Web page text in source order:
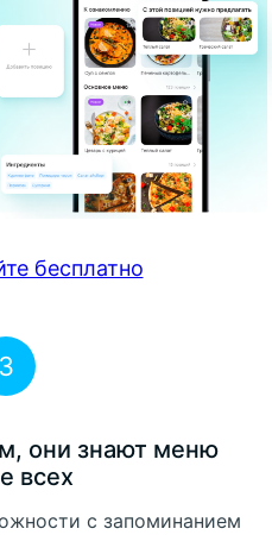
бесплатно
3
они знают меню
всех
с запоминанием